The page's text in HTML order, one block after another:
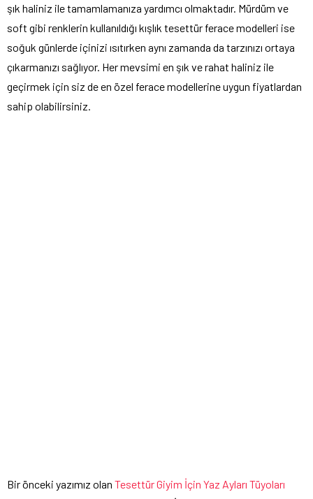
şık haliniz ile tamamlamanıza yardımcı olmaktadır. Mürdüm ve
soft gibi renklerin kullanıldığı kışlık tesettür ferace modelleri ise
soğuk günlerde içinizi ısıtırken aynı zamanda da tarzınızı ortaya
çıkarmanızı sağlıyor. Her mevsimi en şık ve rahat haliniz ile
geçirmek için siz de en özel ferace modellerine uygun fiyatlardan
sahip olabilirsiniz.
Bir önceki yazımız olan Tesettür Giyim İçin Yaz Ayları Tüyoları